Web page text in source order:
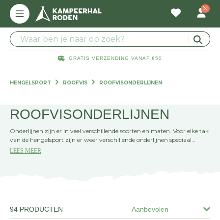
GRATIS VERZENDING VANAF €50
HENGELSPORT ROOFVIS ROOFVISONDERLIJNEN
ROOFVISONDERLIJNEN
Onderlijnen zijn er in veel verschillende soorten en maten. Voor elke tak
van de hengelsport zijn er weer verschillende onderlijnen speciaal
bedoeld voor een vissoort of een manier van vissen. Net een andere
LEES MEER
Aanbevolen
94 PRODUCTEN